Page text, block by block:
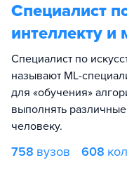
Специалист
интеллекту
Специалист по
называют ML-
для «обучения»
выполнять
человеку.
758 вузов 608